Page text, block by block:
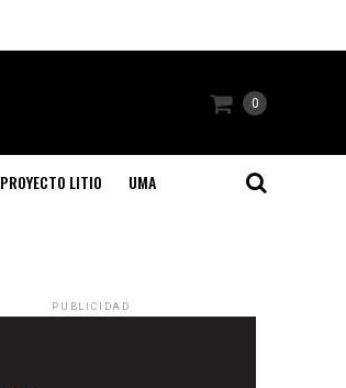
0
PROYECTO LITIO UMA
PUBLICIDAD